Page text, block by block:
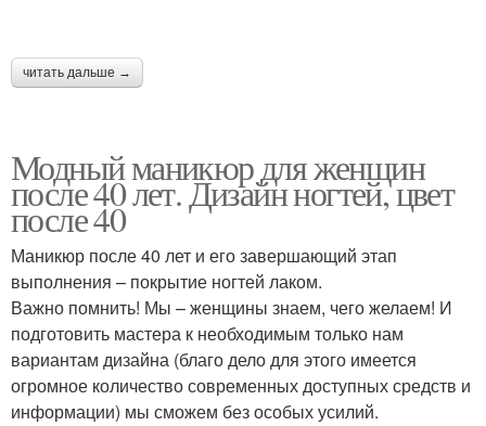
читать дальше →
Модный маникюр для женщин
после 40 лет. Дизайн ногтей, цвет
после 40
Маникюр после 40 лет и его завершающий этап
выполнения – покрытие ногтей лаком.
Важно помнить! Мы – женщины знаем, чего желаем! И
подготовить мастера к необходимым только нам
вариантам дизайна (благо дело для этого имеется
огромное количество современных доступных средств и
информации) мы сможем без особых усилий.